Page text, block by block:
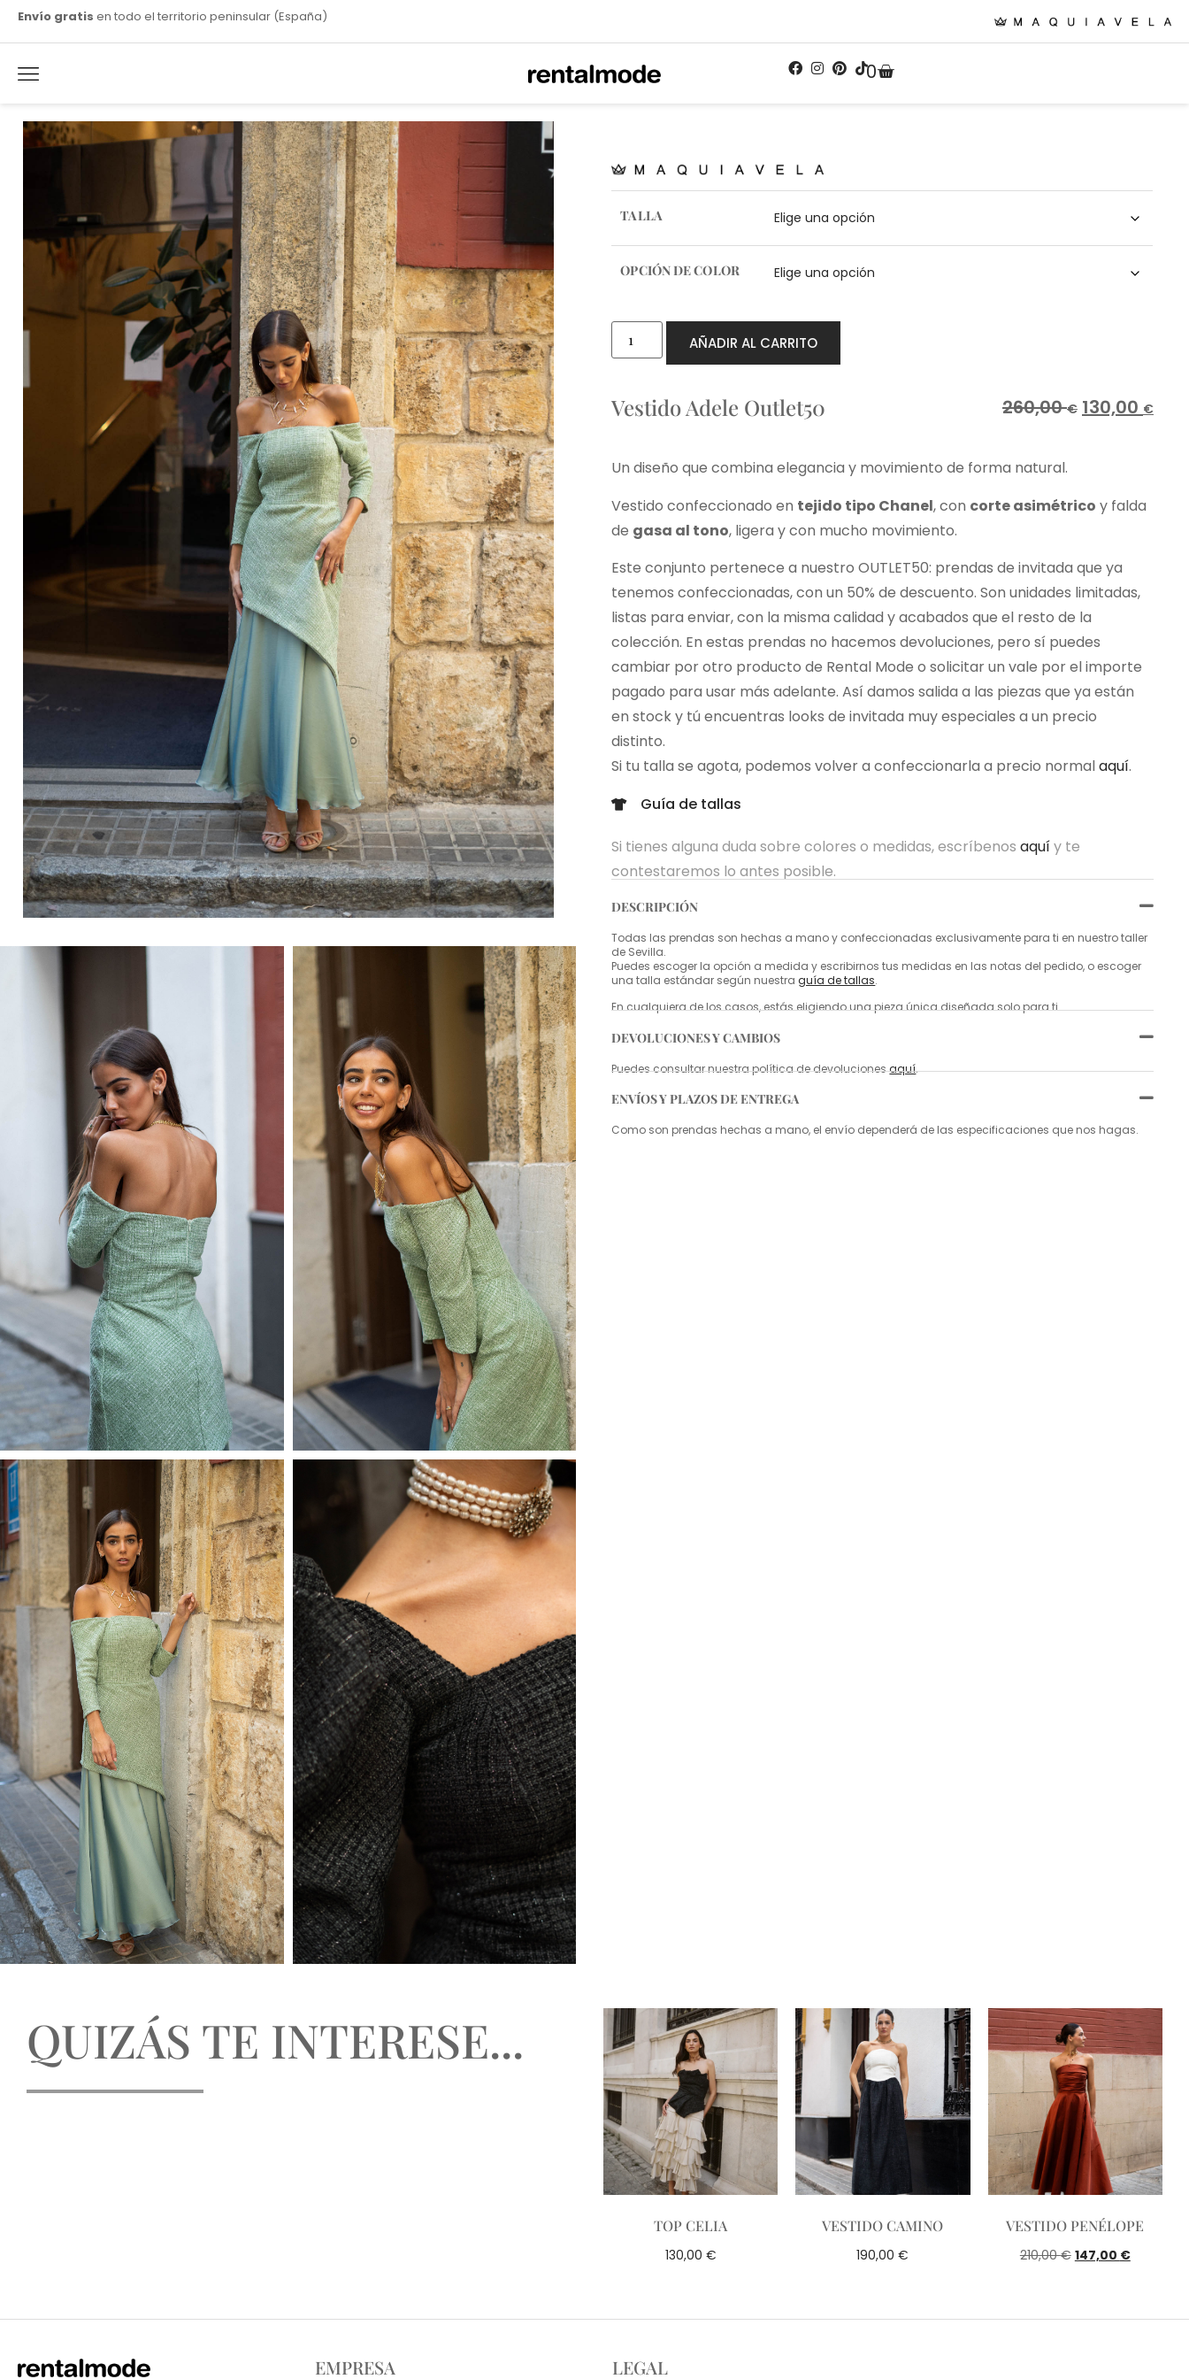
Envío gratis en todo el territorio peninsular (España)
0
TALLA
OPCIÓN DE COLOR
AÑADIR AL CARRITO
Vestido Adele Outlet50 260,00€ 130,00 €
Un diseño que combina elegancia y movimiento de forma natural.
Vestido confeccionado en tejido tipo Chanel, con corte asimétrico y falda
de gasa al tono, ligera y con mucho movimiento.
Este conjunto pertenece a nuestro OUTLET50: prendas de invitada que ya
tenemos confeccionadas, con un 50% de descuento. Son unidades limitadas,
listas para enviar, con la misma calidad y acabados que el resto de la
colección. En estas prendas no hacemos devoluciones, pero sí puedes
cambiar por otro producto de Rental Mode o solicitar un vale por el importe
pagado para usar más adelante. Así damos salida a las piezas que ya están
en stock y tú encuentras looks de invitada muy especiales a un precio
distinto.
Si tu talla se agota, podemos volver a confeccionarla a precio normalaquí.
Guía de tallas
Si tienes alguna duda sobre colores o medidas, escríbenosaquíy te
contestaremos lo antes posible.
DESCRIPCIÓN
Todas las prendas son hechas a mano y confeccionadas exclusivamente para ti en nuestro taller
de Sevilla.
Puedes escoger la opción a medida y escribirnos tus medidas en las notas del pedido, o escoger
una talla estándar según nuestraguía de tallas.
En cualquiera de los casos, estás eligiendo una pieza única diseñada solo para ti.
DEVOLUCIONES Y CAMBIOS
Puedes consultar nuestra política de devolucionesaquí.
ENVÍOS Y PLAZOS DE ENTREGA
Como son prendas hechas a mano, el envío dependerá de las especificaciones que nos hagas.
QUIZÁS TE INTERESE...
TOP CELIA
130,00 €
VESTIDO CAMINO
190,00€
VESTIDO PENÉLOPE
210,00€ 147,00 €
EMPRESA LEGAL